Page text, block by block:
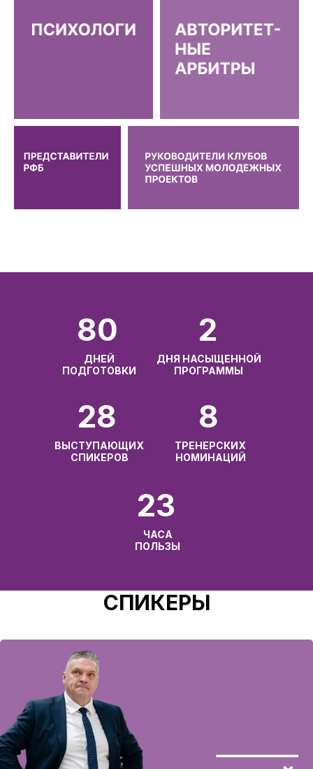
ДНЕЙ
ПОДГОТОВКИ
80
ДНЯ НАСЫЩЕННОЙ
ПРОГРАММЫ
2
ВЫСТУПАЮЩИХ
СПИКЕРОВ
28
ТРЕНЕРСКИХ
НОМИНАЦИЙ
8
ЧАСА
ПОЛЬЗЫ
23
СПИКЕРЫ